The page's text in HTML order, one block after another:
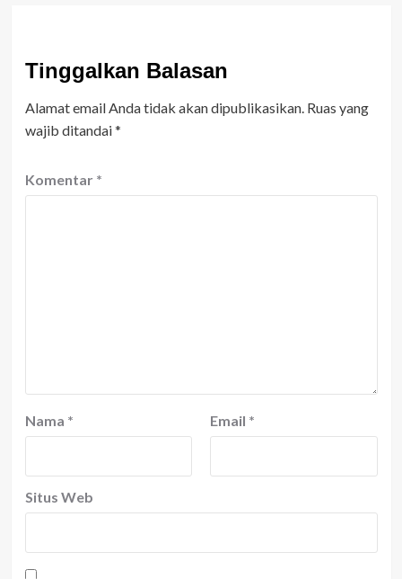
Tinggalkan Balasan
Alamat email Anda tidak akan dipublikasikan. Ruas yang
wajib ditandai*
Komentar *
Nama * Email *
Situs Web